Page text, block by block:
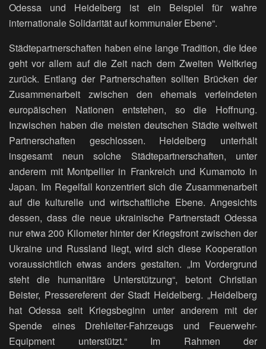
Odessa und Heidelberg ist ein Beispiel für wahre
internationale Solidarität auf kommunaler Ebene“.
Städtepartnerschaften haben eine lange Tradition, die Idee
geht vor allem auf die Zeit nach dem Zweiten Weltkrieg
zurück. Entlang der Partnerschaften sollten Brücken der
Zusammenarbeit zwischen den ehemals verfeindeten
europäischen Nationen entstehen, so die Hoffnung.
Inzwischen haben die meisten deutschen Städte weltweit
Partnerschaften geschlossen. Heidelberg unterhält
insgesamt neun solche Städtepartnerschaften, unter
anderem mit Montpellier in Frankreich und Kumamoto in
Japan. Im Regelfall konzentriert sich die Zusammenarbeit
auf die kulturelle und wirtschaftliche Ebene. Angesichts
dessen, dass die neue ukrainische Partnerstadt Odessa
nur etwa 200 Kilometer hinter der Kriegsfront zwischen der
Ukraine und Russland liegt, wird sich diese Kooperation
voraussichtlich etwas anders gestalten. „Im Vordergrund
steht die humanitäre Unterstützung“, betont Christian
Beister, Pressereferent der Stadt Heidelberg. „Heidelberg
hat Odessa seit Kriegsbeginn unter anderem mit der
Spende eines Drehleiter-Fahrzeugs und Feuerwehr-
Equipment unterstützt.“ Im Rahmen der